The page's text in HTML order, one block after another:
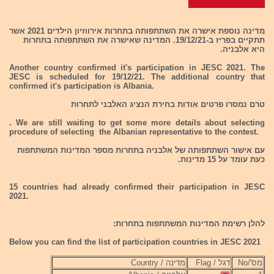
מדינה נוספת אישרה את השתתפותה בתחרות אירווזיון הילדים 2021 אשר
תתקיים בפריז ב-19/12/21. המדינה שאישרה את השתתפותה בתחרות
היא אלבניה.
Another country confirmed it's participation in JESC 2021. The
JESC is scheduled for 19/12/21. The additional country that
confirmed it's participation is Albania.
טרם נמסרו פרטים אודות בחירת הנציג האלבני לתחרות
. We are still waiting to get some more details about selecting
procedure of selecting the Albanian representative to the contest.
עם אישור השתתפותה של אלבניה בתחרות מספר המדינות המשתתפות
כעת עומד על 15 מדינות.
15 countries had already confirmed their participation in JESC
2021.
להלן רשימת המדינות המשתתפות בתחרות:
Below you can find the list of participation countries in JESC 2021
מס'/No דגל / Flag
מדינה / Country